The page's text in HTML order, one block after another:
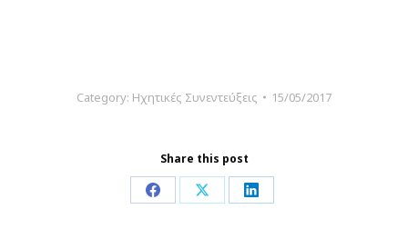
Category: Ηχητικές Συνεντεύξεις 15/05/2017
Share this post
Share Share Share